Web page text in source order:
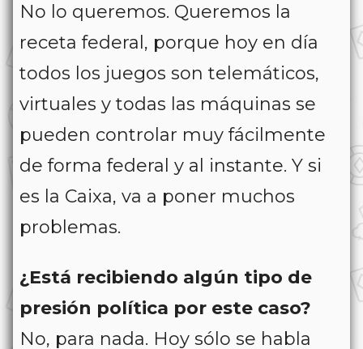
No lo queremos. Queremos la
receta federal, porque hoy en día
todos los juegos son telemáticos,
virtuales y todas las máquinas se
pueden controlar muy fácilmente
de forma federal y al instante. Y si
es la Caixa, va a poner muchos
problemas.
¿Está recibiendo algún tipo de
presión política por este caso?
No, para nada. Hoy sólo se habla